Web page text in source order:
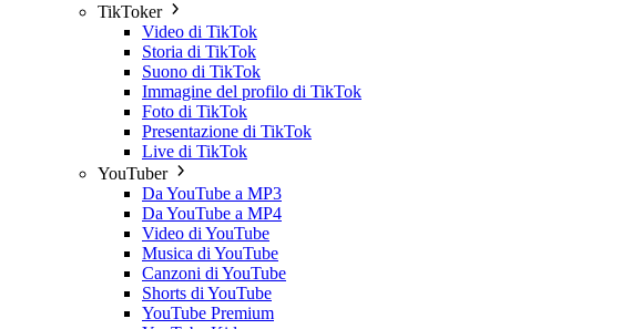
TikToker
Video di TikTok
Storia di TikTok
Suono di TikTok
Immagine del profilo di TikTok
Foto di TikTok
Presentazione di TikTok
Live di TikTok
YouTuber
Da YouTube a MP3
Da YouTube a MP4
Video di YouTube
Musica di YouTube
Canzoni di YouTube
Shorts di YouTube
YouTube Premium